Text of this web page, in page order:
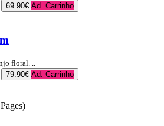
69.90€ Ad. Carrinho
floral. ..
79.90€ Ad. Carrinho